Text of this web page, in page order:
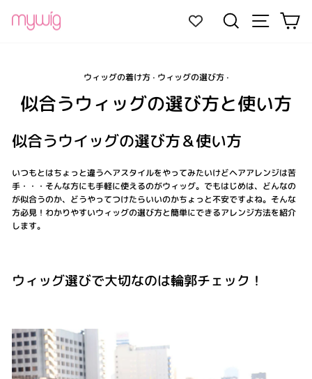
検索 サイトカ
ウィッグの着け方· ウィッグの選び方·
似合うウィッグの選び方と使い方
似合うウイッグの選び方＆使い方
いつもとはちょっと違うヘアスタイルをやってみたいけどヘアアレンジは苦
手・・・そんな方にも手軽に使えるのがウィッグ。でもはじめは、どんなの
が似合うのか、どうやってつけたらいいのかちょっと不安ですよね。そんな
方必見！わかりやすいウィッグの選び方と簡単にできるアレンジ方法を紹介
します。
ウィッグ選びで大切なのは輪郭チェック！